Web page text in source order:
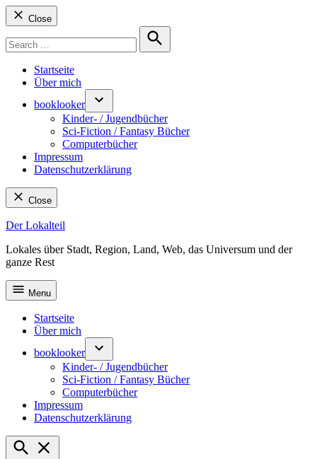
Close
for:
Search
Startseite
Über mich
booklooker
Kinder- / Jugendbücher
Sci-Fiction / Fantasy Bücher
Computerbücher
Impressum
Datenschutzerklärung
Close
Skip
content
Der Lokalteil
Lokales über Stadt, Region, Land, Web, das Universum und der
ganze Rest
Menu
Startseite
Über mich
booklooker
Kinder- / Jugendbücher
Sci-Fiction / Fantasy Bücher
Computerbücher
Impressum
Datenschutzerklärung
Open
Search